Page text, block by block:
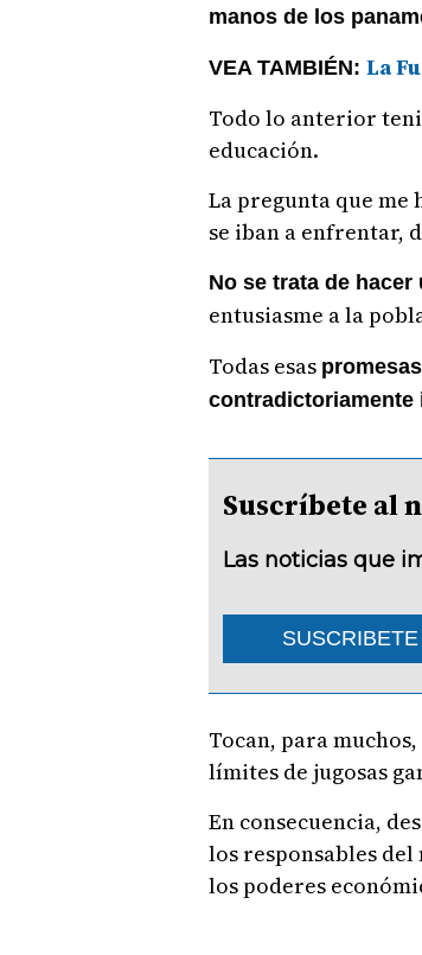
manos de los
VEA TAMBIÉN: La
Todo lo anterior
educación.
La pregunta que me
se iban a enfrentar,
No se trata de
entusiasme a la
Todas esas
contradictoriamente
Suscríbete al
Las noticias que
SUSCRIBETE
Tocan, para
límites de jugosas
En consecuencia,
los responsables
los poderes